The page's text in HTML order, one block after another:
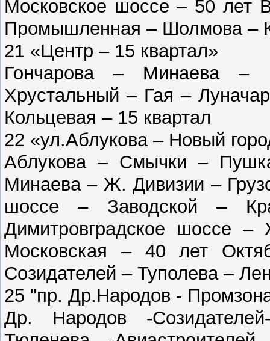
Московское шоссе – 50 лет
Промышленная – Шолмова –
21 «Центр – 15 квартал»
Гончарова – Минаева –
Хрустальный – Гая –
Кольцевая – 15 квартал
22 «ул.Аблукова – Новый
Аблукова – Смычки –
Минаева – Ж. Дивизии –
шоссе – Заводской –
Димитровградское шоссе –
Московская – 40 лет
Созидателей – Туполева –
25 "пр. Др.Народов -
Др. Народов -